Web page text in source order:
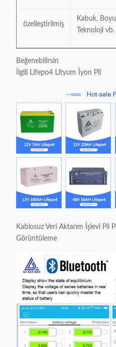
özelleştirilmiş
Kabuk,
Teknoloji
Beğenebilirsin
İlgili Lifepo4 Lityum İyon Pil
Kablosuz Veri Aktarım İşlevi Pil
Görüntüleme